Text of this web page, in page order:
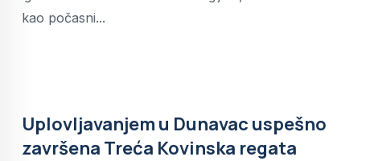
kao počasni...
Uplovljavanjem u Dunavac uspešno
završena Treća Kovinska regata